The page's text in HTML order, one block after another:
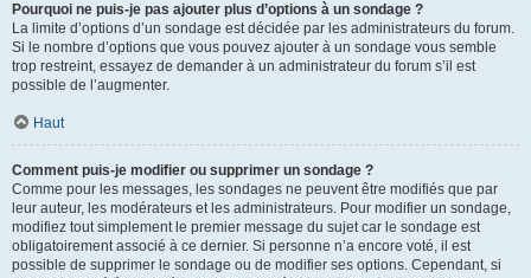
Pourquoi ne puis-je pas ajouter plus d’options à un sondage ?
La limite d’options d’un sondage est décidée par les administrateurs du forum.
Si le nombre d’options que vous pouvez ajouter à un sondage vous semble
trop restreint, essayez de demander à un administrateur du forum s’il est
possible de l’augmenter.
Haut
Comment puis-je modifier ou supprimer un sondage ?
Comme pour les messages, les sondages ne peuvent être modifiés que par
leur auteur, les modérateurs et les administrateurs. Pour modifier un sondage,
modifiez tout simplement le premier message du sujet car le sondage est
obligatoirement associé à ce dernier. Si personne n’a encore voté, il est
possible de supprimer le sondage ou de modifier ses options. Cependant, si